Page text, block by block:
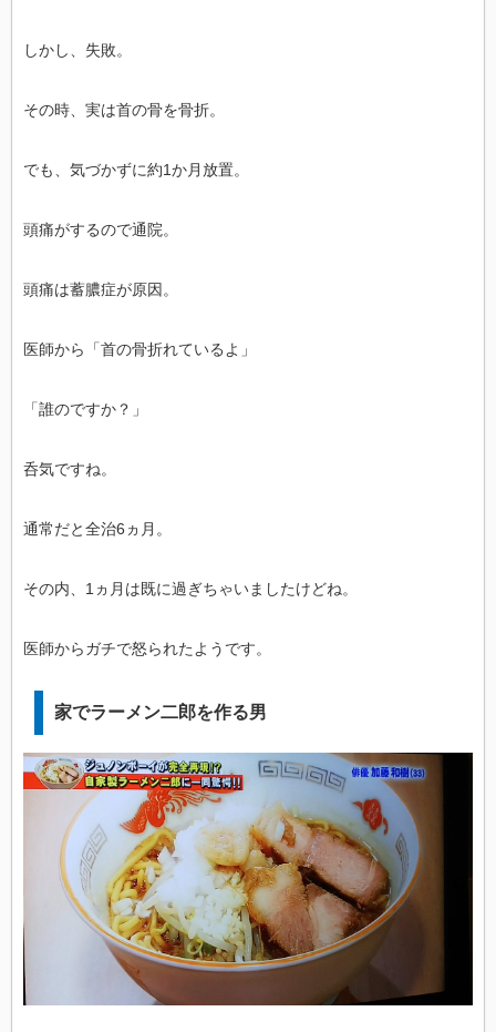
しかし、失敗。
その時、実は首の骨を骨折。
でも、気づかずに約1か月放置。
頭痛がするので通院。
頭痛は蓄膿症が原因。
医師から「首の骨折れているよ」
「誰のですか？」
呑気ですね。
通常だと全治6ヵ月。
その内、1ヵ月は既に過ぎちゃいましたけどね。
医師からガチで怒られたようです。
家でラーメン二郎を作る男